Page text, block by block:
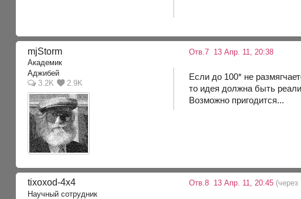
mjStоrm
Академик
Аджибей
3.2K
2.9K
Отв.7 13 Апр. 11, 20:38
Если до 100* не
то идея должна быть
Возможно пригодится...
tixoxod-4x4
Научный сотрудник
Отв.8 13 Апр. 11, 20:45